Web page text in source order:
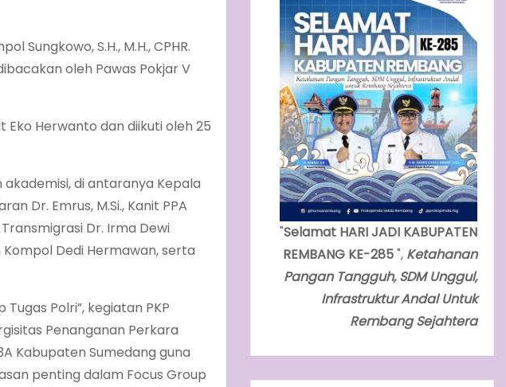
Sungkowo, S.H., M.H., CPHR.
oleh Pawas Pokjar V
Eko Herwanto dan diikuti oleh 25
di antaranya Kepala
Dr. Emrus, M.Si., Kanit PPA
Dr. Irma Dewi
Kompol Dedi Hermawan, serta
Polri”, kegiatan PKP
Penanganan Perkara
Kabupaten Sumedang guna
penting dalam Focus Group
"Selamat HARI JADI KABUPATEN
REMBANG KE-285", Ketahanan
Pangan Tangguh, SDM Unggul,
Infrastruktur Andal Untuk
Rembang Sejahtera